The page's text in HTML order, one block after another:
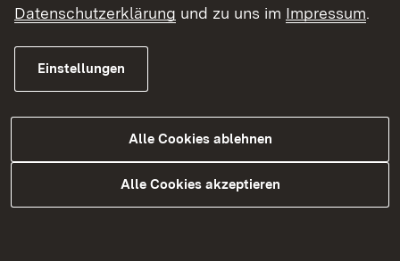
Am Wochenende des 8./9. November 2025
werden im vierten und letzten Bauabschnitt zwei
kurze, noch nicht sanierte Abschnitte der L 564 in
der Ortsdurchfahrt Marxzell erneuert. Für diesen
Zeitraum wird die Umleitungsstrecke über
Langenalb, Ittersbach und die Albtalquerspange
(L 565, K 3556 und K 3585) noch einmal in Kraft
Datenschutzerklärung und zu uns im Impressum.
Einstellungen
Alle Cookies ablehnen
Alle Cookies akzeptieren